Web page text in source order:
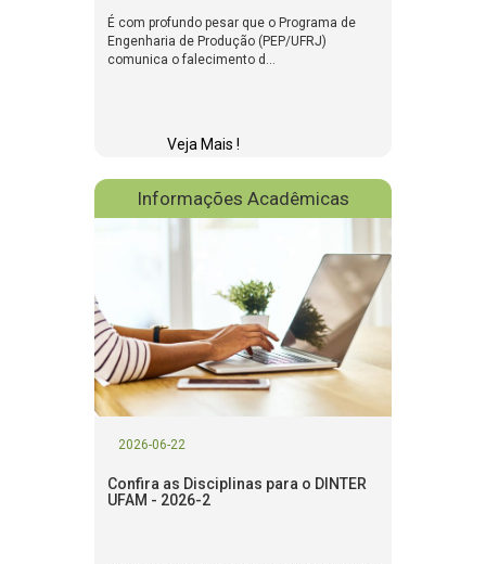
É com profundo pesar que o Programa de
Engenharia de Produção (PEP/UFRJ)
comunica o falecimento d...
Veja Mais !
Informações Acadêmicas
2026-06-22
Confira as Disciplinas para o DINTER
UFAM - 2026-2